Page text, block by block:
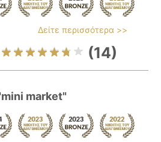
Δείτε περισσότερα >>
(14)
market"